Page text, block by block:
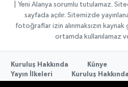
| Yeni Alanya sorumlu tutulamaz.
sayfada açılır. Sitemizde
fotoğraflar izin alınmaksızın
ortamda kullanılamaz
Kuruluş Hakkında
Künye
Yayın İlkeleri
Kuruluş Hakkında